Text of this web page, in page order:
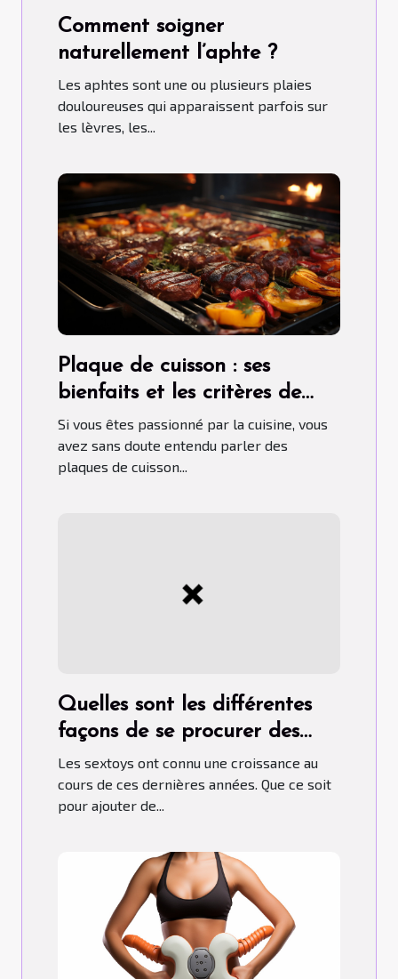
Comment soigner
naturellement l’aphte ?
Les aphtes sont une ou plusieurs plaies
douloureuses qui apparaissent parfois sur
les lèvres, les...
Plaque de cuisson : ses
bienfaits et les critères de
choix pour un bon usage
Si vous êtes passionné par la cuisine, vous
avez sans doute entendu parler des
plaques de cuisson...
Quelles sont les différentes
façons de se procurer des
sextoys ?
Les sextoys ont connu une croissance au
cours de ces dernières années. Que ce soit
pour ajouter de...